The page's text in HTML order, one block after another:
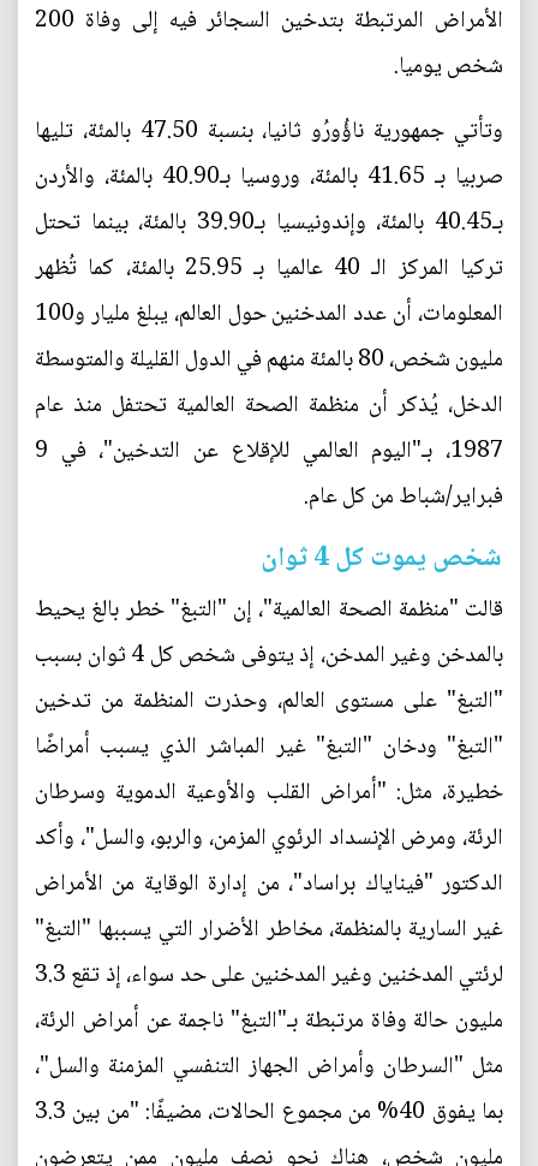
الأمراض المرتبطة بتدخين السجائر فيه إلى وفاة 200
شخص يوميا.
وتأتي جمهورية ناؤُورُو ثانيا، بنسبة 47.50 بالمئة، تليها
صربيا بـ 41.65 بالمئة، وروسيا بـ40.90 بالمئة، والأردن
بـ40.45 بالمئة، وإندونيسيا بـ39.90 بالمئة، بينما تحتل
تركيا المركز الـ 40 عالميا بـ 25.95 بالمئة، كما تُظهر
المعلومات، أن عدد المدخنين حول العالم، يبلغ مليار و100
مليون شخص، 80 بالمئة منهم في الدول القليلة والمتوسطة
الدخل، يُذكر أن منظمة الصحة العالمية تحتفل منذ عام
1987، بـ"اليوم العالمي للإقلاع عن التدخين"، في 9
فبراير/شباط من كل عام.
شخص يموت كل 4 ثوان
قالت "منظمة الصحة العالمية"، إن "التبغ" خطر بالغ يحيط
بالمدخن وغير المدخن، إذ يتوفى شخص كل 4 ثوان بسبب
"التبغ" على مستوى العالم، وحذرت المنظمة من تدخين
"التبغ" ودخان "التبغ" غير المباشر الذي يسبب أمراضًا
خطيرة، مثل: "أمراض القلب والأوعية الدموية وسرطان
الرئة، ومرض الإنسداد الرئوي المزمن، والربو، والسل"، وأكد
الدكتور "فيناياك براساد"، من إدارة الوقاية من الأمراض
غير السارية بالمنظمة، مخاطر الأضرار التي يسببها "التبغ"
لرئتي المدخنين وغير المدخنين على حد سواء، إذ تقع 3.3
مليون حالة وفاة مرتبطة بـ"التبغ" ناجمة عن أمراض الرئة،
مثل "السرطان وأمراض الجهاز التنفسي المزمنة والسل"،
بما يفوق 40% من مجموع الحالات، مضيفًا: "من بين 3.3